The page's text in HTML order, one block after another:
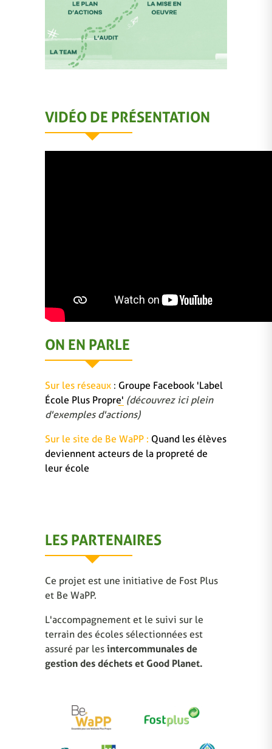
VIDÉO DE PRÉSENTATION
ON EN PARLE
Sur les réseaux : Groupe Facebook 'Label
École Plus Propre' (découvrez ici plein
d'exemples d'actions)
Sur le site de Be WaPP : Quand les élèves
deviennent acteurs de la propreté de
leur école
LES PARTENAIRES
Ce projet est une initiative de Fost Plus
et Be WaPP.
L'accompagnement et le suivi sur le
terrain des écoles sélectionnées est
assuré par les intercommunales de
gestion des déchets et Good Planet.